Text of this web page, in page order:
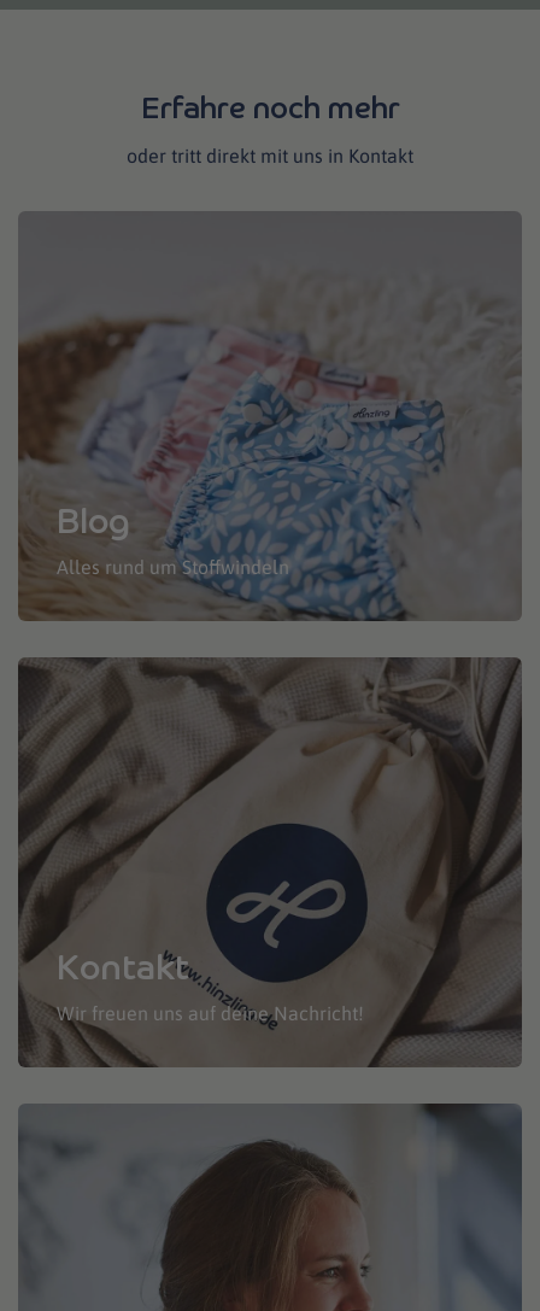
Erfahre noch mehr
oder tritt direkt mit uns in Kontakt
Blog
Alles rund um Stoffwindeln
Kontakt
Wir freuen uns auf deine Nachricht!